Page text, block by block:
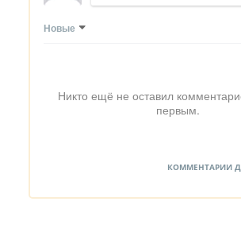
Новые
Никто ещё не оставил
первым.
КОММЕНТАРИИ